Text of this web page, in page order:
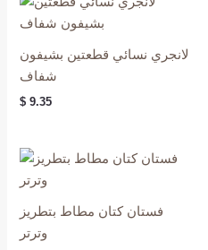
لانجري نسائي قطعتين بشيفون
شفاف
$ 9.35
فستان كتان مطاط بتطريز
وترتر